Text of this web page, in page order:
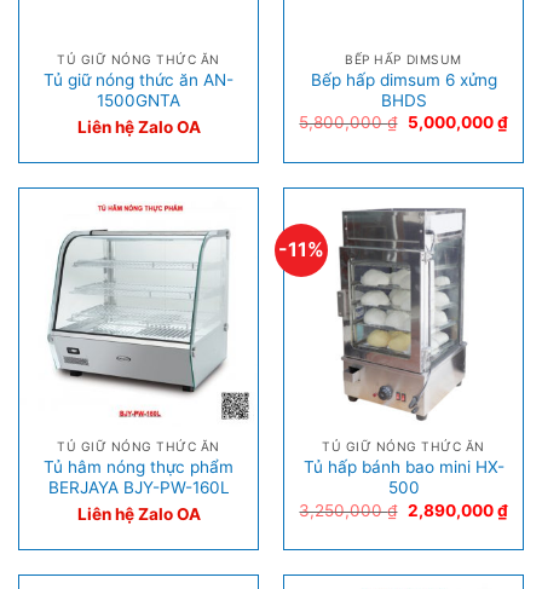
TỦ GIỮ NÓNG THỨC ĂN
Tủ giữ nóng thức ăn AN-
1500GNTA
Liên hệ Zalo OA
BẾP HẤP DIMSUM
Bếp hấp dimsum 6 xửng
BHDS
5,800,000₫ 5,000,000₫
TỦ GIỮ NÓNG THỨC ĂN
Tủ hâm nóng thực phẩm
BERJAYA BJY-PW-160L
Liên hệ Zalo OA
-11%
TỦ GIỮ NÓNG THỨC ĂN
Tủ hấp bánh bao mini HX-
500
3,250,000₫ 2,890,000₫